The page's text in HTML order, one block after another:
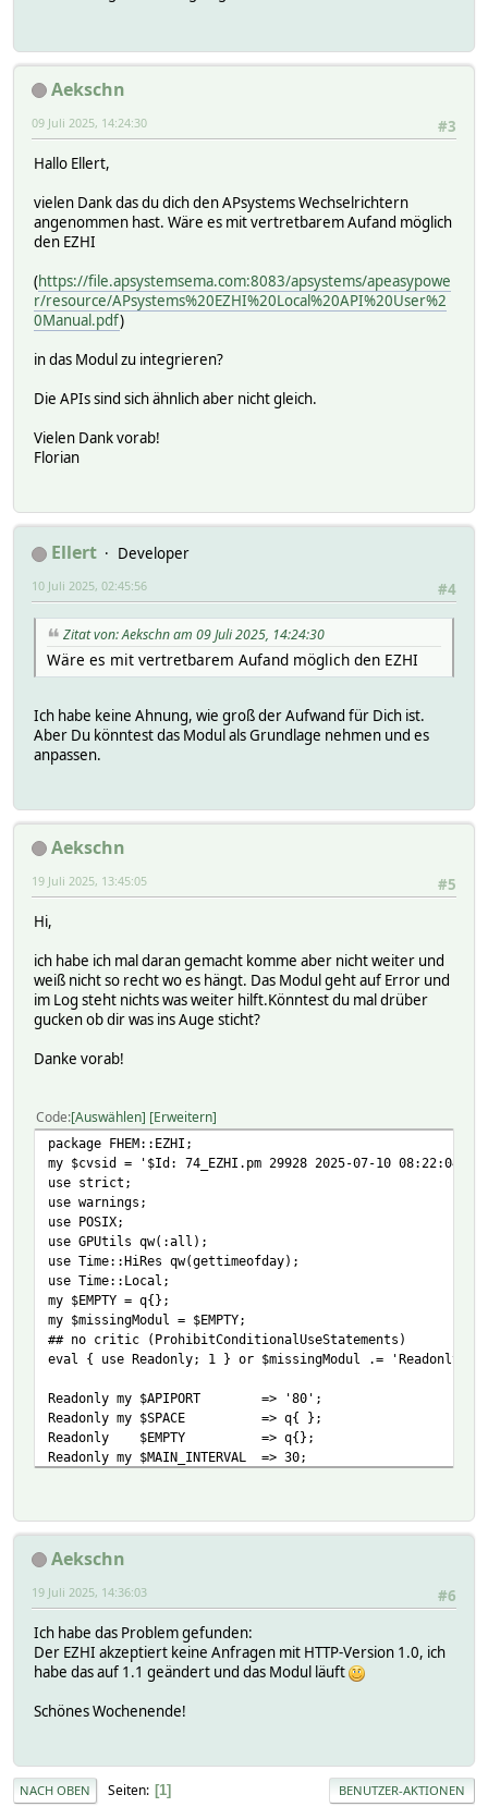
Aekschn
#3
09 Juli 2025, 14:24:30
Hallo Ellert,
vielen Dank das du dich den APsystems Wechselrichtern
angenommen hast. Wäre es mit vertretbarem Aufand möglich
den EZHI
(https://file.apsystemsema.com:8083/apsystems/apeasypowe
r/resource/APsystems%20EZHI%20Local%20API%20User%2
0Manual.pdf)
in das Modul zu integrieren?
Die APIs sind sich ähnlich aber nicht gleich.
Vielen Dank vorab!
Florian
Ellert
Developer
#4
10 Juli 2025, 02:45:56
Zitat von: Aekschn am 09 Juli 2025, 14:24:30
Wäre es mit vertretbarem Aufand möglich den EZHI
Ich habe keine Ahnung, wie groß der Aufwand für Dich ist.
Aber Du könntest das Modul als Grundlage nehmen und es
anpassen.
Aekschn
#5
19 Juli 2025, 13:45:05
Hi,
ich habe ich mal daran gemacht komme aber nicht weiter und
weiß nicht so recht wo es hängt. Das Modul geht auf Error und
im Log steht nichts was weiter hilft.Könntest du mal drüber
gucken ob dir was ins Auge sticht?
Danke vorab!
Code Auswählen Erweitern
package FHEM::EZHI;
my $cvsid = '$Id: 74_EZHI.pm 29928 2025-07-10 08:22:04Z
use strict;
use warnings;
use POSIX;
use GPUtils qw(:all);
use Time::HiRes qw(gettimeofday);
use Time::Local;
my $EMPTY = q{};
my $missingModul = $EMPTY;
## no critic (ProhibitConditionalUseStatements)
eval { use Readonly; 1 } or $missingModul .= 'Readonly ';
Readonly my $APIPORT => '80';
Readonly my $SPACE => q{ };
Readonly $EMPTY => q{};
Readonly my $MAIN_INTERVAL => 30;
eval { use JSON; 1 } or $missingModul .= 'JSON ';
## use critic
BEGIN {
GP_Import(
qw(
AttrVal
SVG_FwFn
InternalVal
IsDisabled
Aekschn
#6
19 Juli 2025, 14:36:03
Ich habe das Problem gefunden:
Der EZHI akzeptiert keine Anfragen mit HTTP-Version 1.0, ich
habe das auf 1.1 geändert und das Modul läuft
Schönes Wochenende!
NACH OBEN Seiten 1 BENUTZER-AKTIONEN